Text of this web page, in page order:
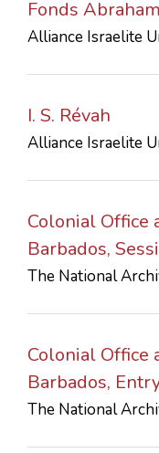
Fonds
Alliance Israelite
I. S. Révah
Alliance Israelite
Colonial Office
Barbados,
The National
Colonial Office
Barbados,
The National